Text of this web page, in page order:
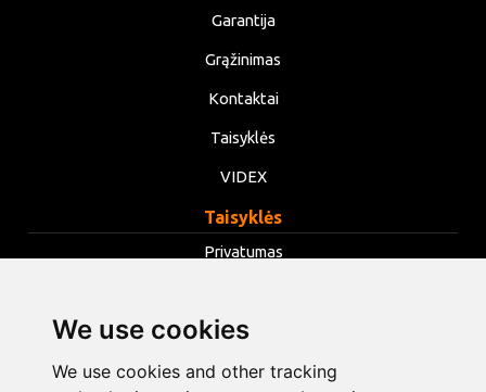
We use cookies
We use cookies and other tracking
Garantija
Grąžinimas
Kontaktai
Taisyklės
VIDEX
Taisyklės
Privatumas
Slapukai
Keisti slapukų nustatymus